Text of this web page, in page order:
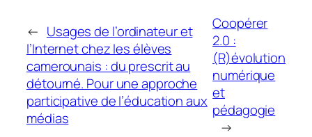
← Usages de l’ordinateur et
l’Internet chez les élèves
camerounais : du prescrit au
détourné. Pour une approche
participative de l’éducation aux
médias
Coopérer
2.0 :
(R)évolution
numérique
et
pédagogie
→